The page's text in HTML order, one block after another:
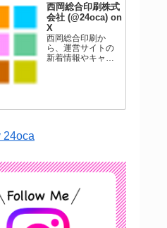
西岡総合印刷株式
会社 (@24oca) on
X
西岡総合印刷か
ら、運営サイトの
新着情報やキャン
ています。
24oca